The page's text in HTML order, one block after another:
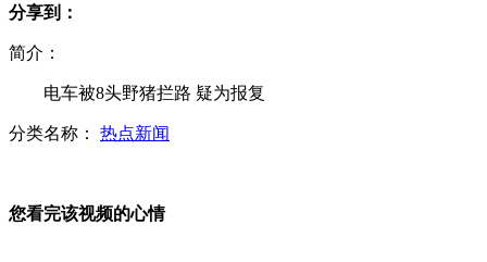
分享到：
简介：
电车被8头野猪拦路 疑为报复
分类名称： 热点新闻
您看完该视频的心情